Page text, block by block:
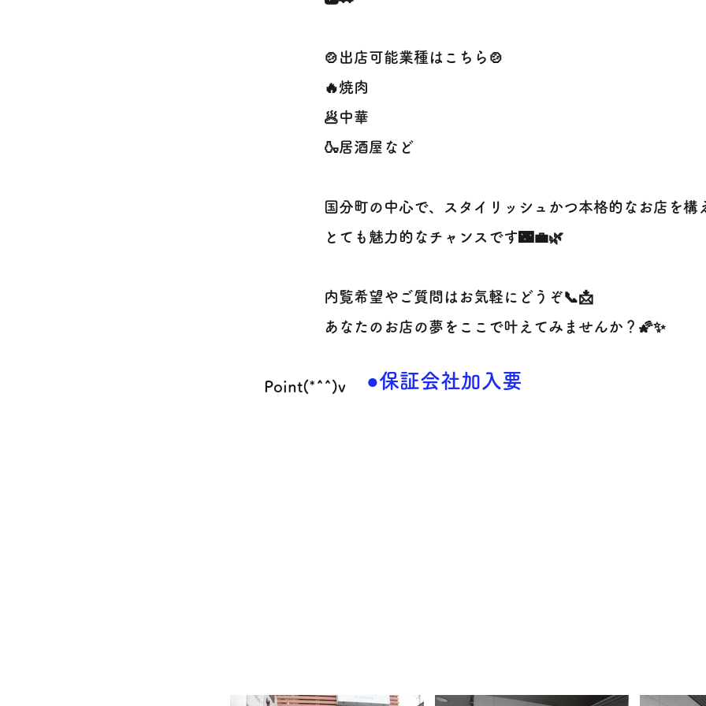
🍲出店可能業種はこちら🍲
🔥焼肉
🥟中華
🍶居酒屋など
国分町の中心で、スタイリッシュかつ本格的なお店を構
とても魅力的なチャンスです🌃💼🌿
内覧希望やご質問はお気軽にどうぞ📞📩
あなたのお店の夢をここで叶えてみませんか？🌠✨
Point(*^^)v ●保証会社加入要